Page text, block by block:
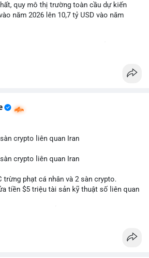
tư nhỏ lẻ nên quan sát thêm 2-4 giờ sau
nhận, tránh hành động theo cảm xúc.
trong giai đoạn biến động mạnh.
quy mô thị trường toàn cầu dự kiến
năm 2026 lên 10,7 tỷ USD vào năm
tượng lên tới 20,2%.
sự tăng trưởng vượt bậc này? Hãy cùng
crypto liên quan Iran
crypto liên quan Iran
trừng phạt cá nhân và 2 sàn crypto.
tiền $5 triệu tài sản kỹ thuật số liên quan
thị trường crypto, tăng áp lực pháp lý.